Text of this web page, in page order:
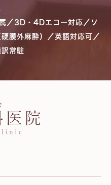
／3D・4Dエコー対応／ソ
膜外麻酔）／英語対応可／
常駐